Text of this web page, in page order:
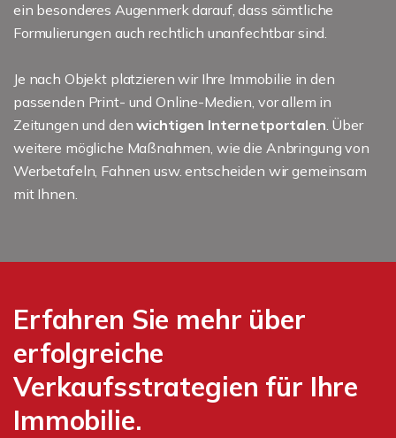
ein besonderes Augenmerk darauf, dass sämtliche
Formulierungen auch rechtlich unanfechtbar sind.
Je nach Objekt platzieren wir Ihre Immobilie in den
passenden Print- und Online-Medien, vor allem in
Zeitungen und denwichtigen Internetportalen. Über
weitere mögliche Maßnahmen, wie die Anbringung von
Werbetafeln, Fahnen usw. entscheiden wir gemeinsam
mit Ihnen.
Erfahren Sie mehr über
erfolgreiche
Verkaufsstrategien für Ihre
Immobilie.